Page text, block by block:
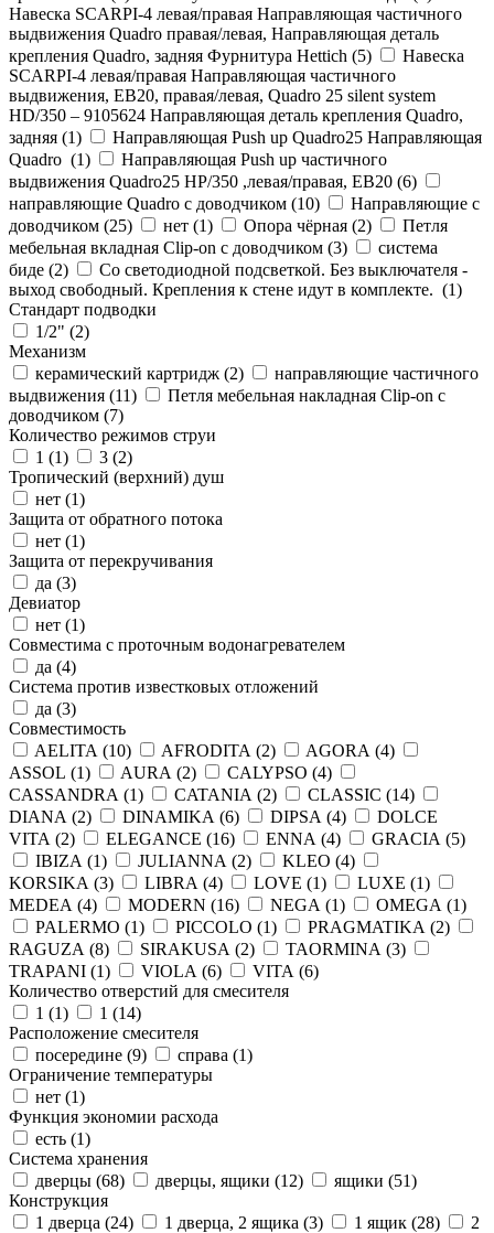
Навеска SCARPI-4 левая/правая Направляющая частичного
выдвижения Quadro правая/левая, Направляющая деталь
крепления Quadro, задняя Фурнитура Hettich (5)
Навеска
SCARPI-4 левая/правая Направляющая частичного
выдвижения, ЕВ20, правая/левая, Quadro 25 silent system
HD/350 – 9105624 Направляющая деталь крепления Quadro,
задняя (1)
Направляющая Push up Quadro25 Направляющая
Quadro (1)
Направляющая Push up частичного
выдвижения Quadro25 НР/350 ,левая/правая, ЕВ20 (6)
направляющие Quadro с доводчиком (10)
Направляющие с
доводчиком (25) нет (1) Опора чёрная (2)
Петля
мебельная вкладная Clip-on с доводчиком (3)
система
биде (2)
Со светодиодной подсветкой. Без выключателя -
выход свободный. Крепления к стене идут в комплекте. (1)
Стандарт подводки
1/2" (2)
Механизм
керамический картридж (2)
направляющие частичного
выдвижения (11)
Петля мебельная накладная Clip-on с
доводчиком (7)
Количество режимов струи
1 (1) 3 (2)
Тропический (верхний) душ
нет (1)
Защита от обратного потока
нет (1)
Защита от перекручивания
да (3)
Девиатор
нет (1)
Совместима с проточным водонагревателем
да (4)
Система против известковых отложений
да (3)
Совместимость
AELITA (10) AFRODITA (2) AGORA (4)
ASSOL (1) AURA (2) CALYPSO (4)
CASSANDRA (1) CATANIA (2) CLASSIC (14)
DIANA (2) DINAMIKA (6) DIPSA (4)
DOLCE
VITA (2) ELEGANCE (16) ENNA (4) GRACIA (5)
IBIZA (1) JULIANNA (2) KLEO (4)
KORSIKA (3) LIBRA (4) LOVE (1) LUXE (1)
MEDEA (4) MODERN (16) NEGA (1) OMEGA (1)
PALERMO (1) PICCOLO (1) PRAGMATIKA (2)
RAGUZA (8) SIRAKUSA (2) TAORMINA (3)
TRAPANI (1) VIOLA (6) VITA (6)
Количество отверстий для смесителя
1 (1) 1 (14)
Расположение смесителя
посередине (9) справа (1)
Ограничение температуры
нет (1)
Функция экономии расхода
есть (1)
Система хранения
дверцы (68) дверцы, ящики (12) ящики (51)
Конструкция
1 дверца (24) 1 дверца, 2 ящика (3) 1 ящик (28)
2